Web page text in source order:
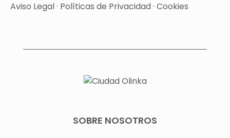
Aviso Legal· Políticas de Privacidad· Cookies
SOBRE NOSOTROS